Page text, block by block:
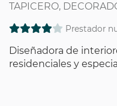
TAPICERO,
Prestador
Diseñadora de
residenciales y